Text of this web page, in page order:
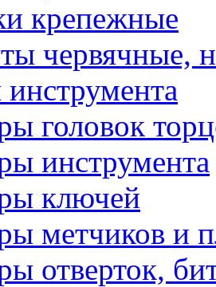
крепежные
червячные,
головок
инструмента
ключей
метчиков и
отверток,